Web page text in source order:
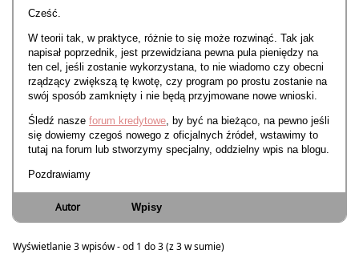
Cześć.
W teorii tak, w praktyce, różnie to się może rozwinąć. Tak jak
napisał poprzednik, jest przewidziana pewna pula pieniędzy na
ten cel, jeśli zostanie wykorzystana, to nie wiadomo czy obecni
rządzący zwiększą tę kwotę, czy program po prostu zostanie na
swój sposób zamknięty i nie będą przyjmowane nowe wnioski.
Śledź nasze forum kredytowe, by być na bieżąco, na pewno jeśli
się dowiemy czegoś nowego z oficjalnych źródeł, wstawimy to
tutaj na forum lub stworzymy specjalny, oddzielny wpis na blogu.
Pozdrawiamy
Autor Wpisy
Wyświetlanie 3 wpisów - od 1 do 3 (z 3 w sumie)